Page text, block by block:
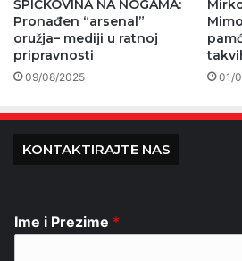
ŠPIČKOVINA NA NOGAMA:
Pronađen “arsenal”
oružja– mediji u ratnoj
pripravnosti
09/08/2025 01/
KONTAKTIRAJTE NAS
Ime i Prezime *